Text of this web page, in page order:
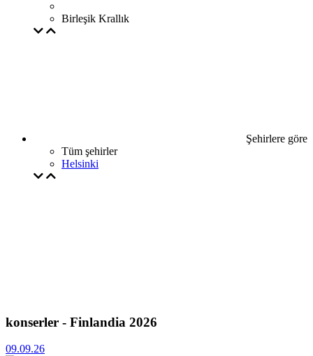
Birleşik Krallık
Şehirlere göre
Tüm şehirler
Helsinki
konserler - Finlandia 2026
09.09.26